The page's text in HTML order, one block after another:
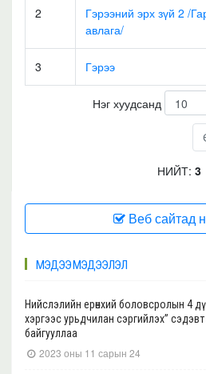
2
Гэрээний эрх зүй 2 /
авлага/
3 Гэрээ
Нэг хуудсанд
НИЙТ: 3
Веб сайтад
МЭДЭЭ МЭДЭЭЛЭЛ
Нийслэлийн ерөнхий боловсролын 4
хэргээс урьдчилан сэргийлэх”
байгууллаа
2023 оны 11 сарын 24